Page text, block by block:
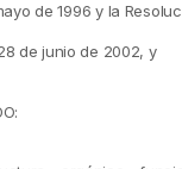
de 1996 y la
de junio de 2002, y